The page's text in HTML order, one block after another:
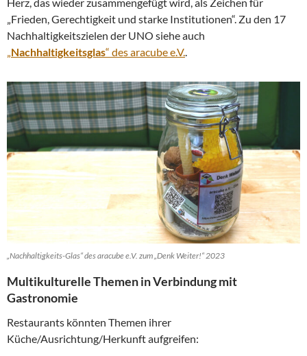
„Frieden, Gerechtigkeit und starke Institutionen“. Zu den 17
Nachhaltigkeitszielen der UNO siehe auch
Nachhaltigkeitsglas“ des aracube e.V.
„Nachhaltigkeits-Glas“ des aracube e.V. zum „Denk Weiter!“ 2023
Multikulturelle Themen in Verbindung mit
Gastronomie
Restaurants könnten Themen ihrer
Küche/Ausrichtung/Herkunft aufgreifen: